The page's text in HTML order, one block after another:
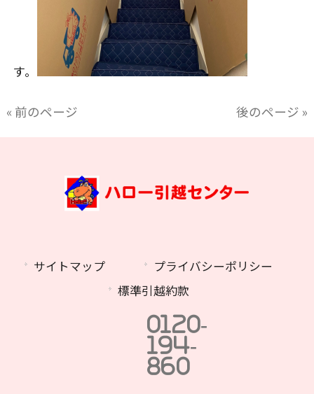
す。
« 前のページ 後のページ »
サイトマップ
プライバシーポリシー
標準引越約款
0120-
194-
860